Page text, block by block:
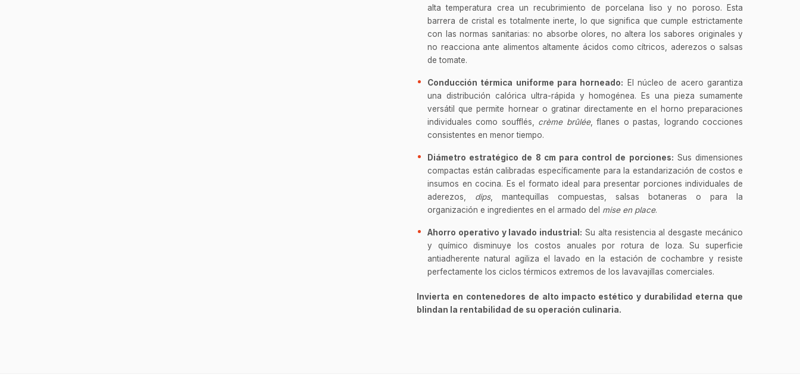
alta temperatura crea un recubrimiento de porcelana liso y no poroso. Esta
barrera de cristal es totalmente inerte, lo que significa que cumple estrictamente
con las normas sanitarias: no absorbe olores, no altera los sabores originales y
no reacciona ante alimentos altamente ácidos como cítricos, aderezos o salsas
de tomate.
Conducción térmica uniforme para horneado: El núcleo de acero garantiza
una distribución calórica ultra-rápida y homogénea. Es una pieza sumamente
versátil que permite hornear o gratinar directamente en el horno preparaciones
individuales como soufflés, crème brûlée, flanes o pastas, logrando cocciones
consistentes en menor tiempo.
Diámetro estratégico de 8 cm para control de porciones: Sus dimensiones
compactas están calibradas específicamente para la estandarización de costos e
insumos en cocina. Es el formato ideal para presentar porciones individuales de
aderezos, dips, mantequillas compuestas, salsas botaneras o para la
organización e ingredientes en el armado del mise en place.
Ahorro operativo y lavado industrial: Su alta resistencia al desgaste mecánico
y químico disminuye los costos anuales por rotura de loza. Su superficie
antiadherente natural agiliza el lavado en la estación de cochambre y resiste
perfectamente los ciclos térmicos extremos de los lavavajillas comerciales.
Invierta en contenedores de alto impacto estético y durabilidad eterna que
blindan la rentabilidad de su operación culinaria.
GastroBot
Asesor Chef Online
¡Hola Chef! 🍳 Soy GastroBot, tu